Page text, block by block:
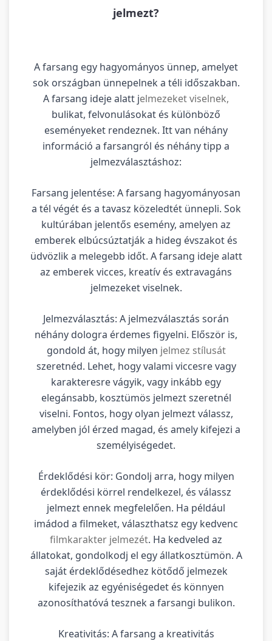
jelmezt?
A farsang egy hagyományos ünnep, amelyet
sok országban ünnepelnek a téli időszakban.
A farsang ideje alatt jelmezeket viselnek,
bulikat, felvonulásokat és különböző
eseményeket rendeznek. Itt van néhány
információ a farsangról és néhány tipp a
jelmezválasztáshoz:
Farsang jelentése: A farsang hagyományosan
a tél végét és a tavasz közeledtét ünnepli. Sok
kultúrában jelentős esemény, amelyen az
emberek elbúcsúztatják a hideg évszakot és
üdvözlik a melegebb időt. A farsang ideje alatt
az emberek vicces, kreatív és extravagáns
jelmezeket viselnek.
Jelmezválasztás: A jelmezválasztás során
néhány dologra érdemes figyelni. Először is,
gondold át, hogy milyen jelmez stílusát
szeretnéd. Lehet, hogy valami viccesre vagy
karakteresre vágyik, vagy inkább egy
elegánsabb, kosztümös jelmezt szeretnél
viselni. Fontos, hogy olyan jelmezt válassz,
amelyben jól érzed magad, és amely kifejezi a
személyiségedet.
Érdeklődési kör: Gondolj arra, hogy milyen
érdeklődési körrel rendelkezel, és válassz
jelmezt ennek megfelelően. Ha például
imádod a filmeket, választhatsz egy kedvenc
filmkarakter jelmezét. Ha kedveled az
állatokat, gondolkodj el egy állatkosztümön. A
saját érdeklődésedhez kötődő jelmezek
kifejezik az egyéniségedet és könnyen
azonosíthatóvá tesznek a farsangi bulikon.
Kreativitás: A farsang a kreativitás